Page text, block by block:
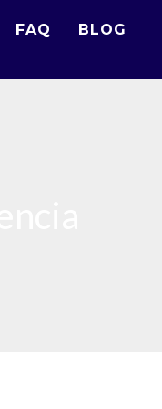
FAQ BLOG